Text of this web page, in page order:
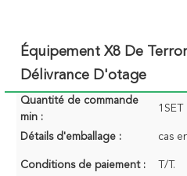
Équipement X8 De
Délivrance D'otage
Quantité de commande
min :
1SET
Détails d'emballage : cas
Conditions de paiement : T/T.